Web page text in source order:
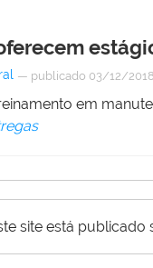
— publicado 03/12/2018
em
site está